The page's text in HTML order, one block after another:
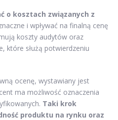
o kosztach związanych z
i wpływać na finalną cenę
koszty audytów oraz
które służą potwierdzeniu
ocenę, wystawiany jest
ma możliwość oznaczenia
Taki krok
produktu na rynku oraz